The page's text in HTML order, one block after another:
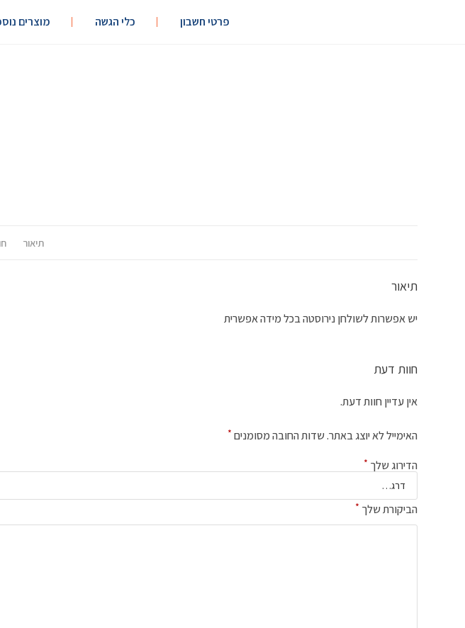
פרטי חשבון כלי הגשה מוצרים
תיאור
תיאור
יש אפשרות לשולחן נירוסטה בכל מידה אפשרית
חוות דעת
אין עדיין חוות דעת.
האימייל לא יוצג באתר.שדות החובה מסומנים *
הדירוג שלך *
הביקורת שלך *